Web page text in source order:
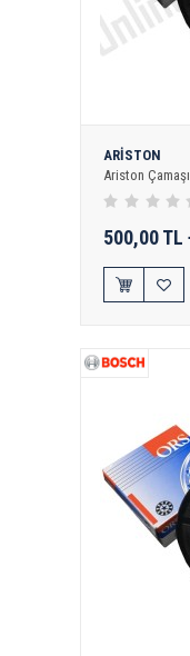
ARİSTON
Ariston
500,00 TL